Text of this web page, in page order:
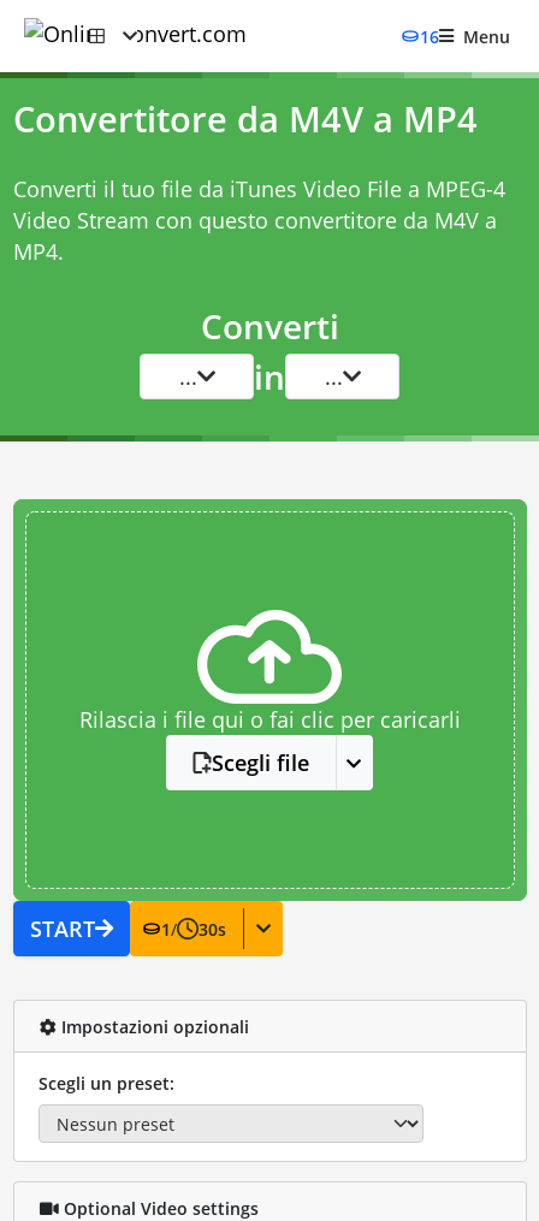
16 Menu
Convertitore da M4V a MP4
Converti il tuo file da iTunes Video File a MPEG-4
Video Stream con questo convertitore da M4V a
MP4.
Converti
... in ...
Rilascia i file qui o fai clic per caricarli
Scegli file
START 1/ 30s
Impostazioni opzionali
Scegli un preset:
Optional Video settings